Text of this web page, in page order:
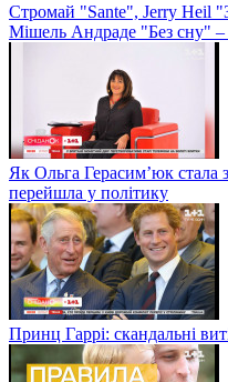
Стромай "Sante", Jerry Heil
Мішель Андраде "Без сну"
Як Ольга Герасим’юк стала
перейшла у політику
Принц Гаррі: скандальні